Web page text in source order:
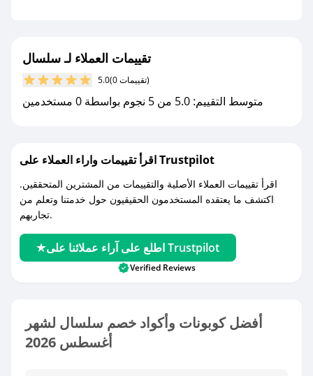
مع صحصح، تسوق بذكاء ووفّر على كل مشترياتك مع
تقييمات العملاء لـ سلسال
5.0 (0 تقييمات)
متوسط التقييم: 5.0 من 5 نجوم بواسطة 0 مستخدمين
اقرأ تقييمات واراء العملاء على Trustpilot
اقرأ تقييمات العملاء الأصلية والتقييمات من المشترين المتحققين.
اكتشف ما يعتقده المستخدمون الحقيقيون حول خدمتنا وتعلم من
تجاربهم.
اطلع على آراء عملائنا على Trustpilot
Verified Reviews
أفضل كوبونات وأكواد خصم سلسال لشهر
أغسطس 2026